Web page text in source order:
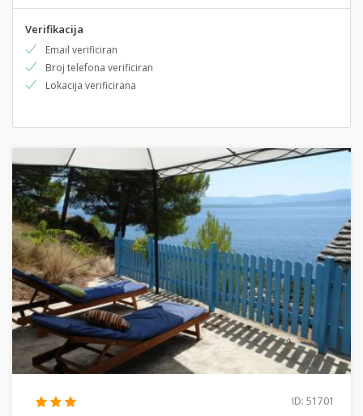
Verifikacija
Email verificiran
Broj telefona verificiran
Lokacija verificirana
ID: 51701